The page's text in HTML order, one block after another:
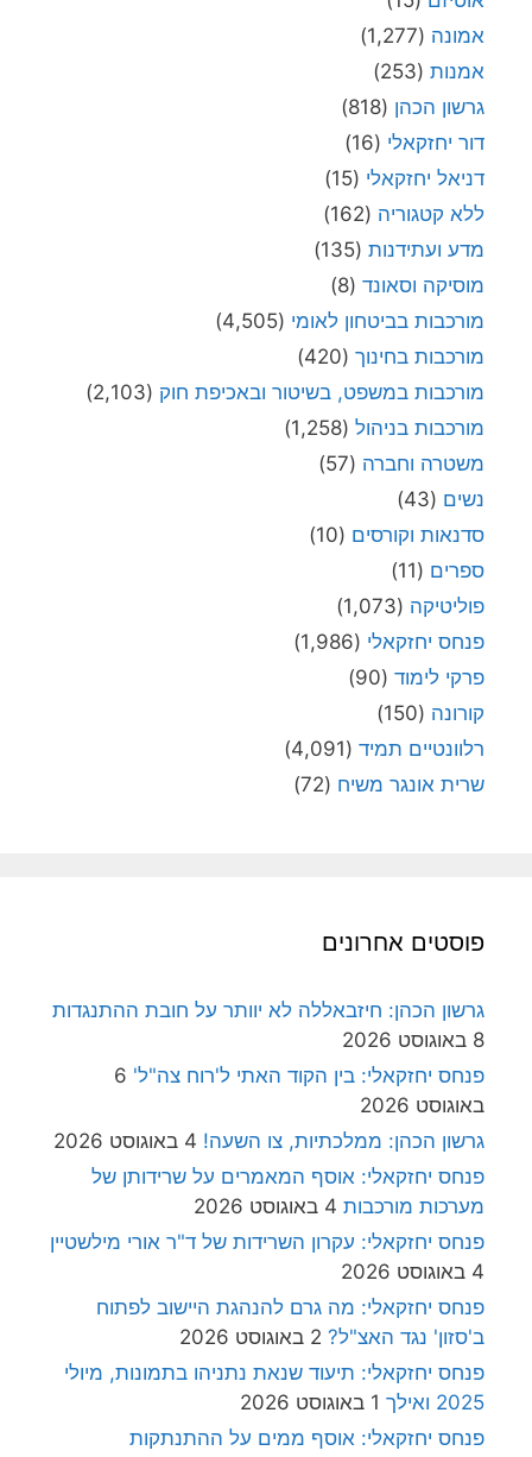
אמונה (1,277)
אמנות (253)
גרשון הכהן (818)
דור יחזקאלי (16)
דניאל יחזקאלי (15)
ללא קטגוריה (162)
מדע ועתידנות (135)
מוסיקה וסאונד (8)
מורכבות בביטחון לאומי (4,505)
מורכבות בחינוך (420)
מורכבות במשפט, בשיטור ובאכיפת חוק (2,103)
מורכבות בניהול (1,258)
משטרה וחברה (57)
נשים (43)
סדנאות וקורסים (10)
ספרים (11)
פוליטיקה (1,073)
פנחס יחזקאלי (1,986)
פרקי לימוד (90)
קורונה (150)
רלוונטיים תמיד (4,091)
שרית אונגר משיח (72)
פוסטים אחרונים
גרשון הכהן: חיזבאללה לא יוותר על חובת ההתנגדות
8 באוגוסט 2026
פנחס יחזקאלי: בין הקוד האתי ל'רוח צה"ל' 6
באוגוסט 2026
גרשון הכהן: ממלכתיות, צו השעה! 4 באוגוסט 2026
פנחס יחזקאלי: אוסף המאמרים על שרידותן של
מערכות מורכבות 4 באוגוסט 2026
פנחס יחזקאלי: עקרון השרידות של ד"ר אורי מילשטיין
4 באוגוסט 2026
פנחס יחזקאלי: מה גרם להנהגת היישוב לפתוח
ב'סזון' נגד האצ"ל? 2 באוגוסט 2026
פנחס יחזקאלי: תיעוד שנאת נתניהו בתמונות, מיולי
2025 ואילך
1 באוגוסט 2026
פנחס יחזקאלי: אוסף ממים על ההתנתקות